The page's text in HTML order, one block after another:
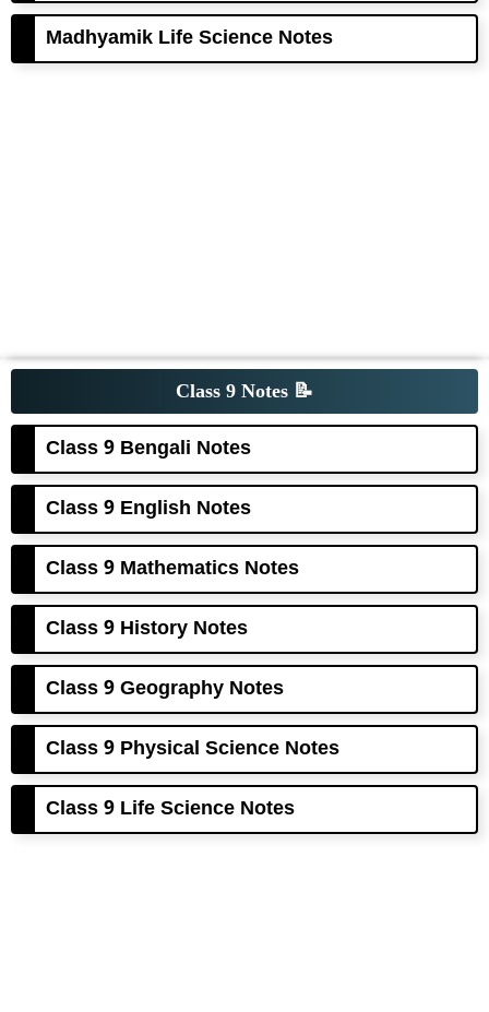
Madhyamik Life Science Notes
Class 9 Notes 📝
Class 9 Bengali Notes
Class 9 English Notes
Class 9 Mathematics Notes
Class 9 History Notes
Class 9 Geography Notes
Class 9 Physical Science Notes
Class 9 Life Science Notes